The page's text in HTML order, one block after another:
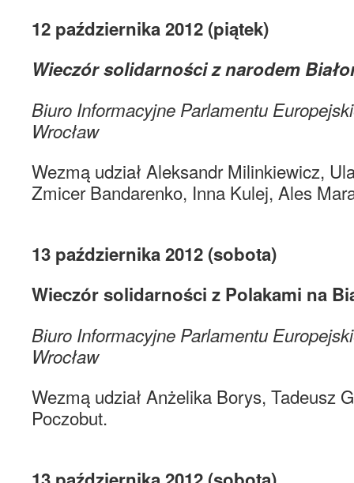
12 października 2012
Wieczór solidarności z narodem
Biuro Informacyjne Parlamentu
Wrocław
Wezmą udział Aleksandr Milinkiewicz,
Zmicer Bandarenko, Inna Kulej, Ales
13 października 2012
Wieczór solidarności z Polakami na
Biuro Informacyjne Parlamentu
Wrocław
Wezmą udział Anżelika Borys, Tadeusz
Poczobut.